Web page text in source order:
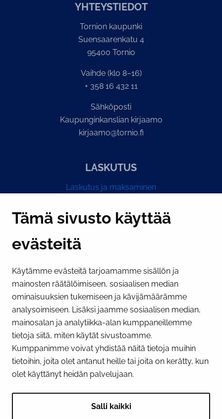
Tämä sivusto käyttää
evästeitä
Käytämme evästeitä tarjoamamme sisällön ja
mainosten räätälöimiseen, sosiaalisen median
ominaisuuksien tukemiseen ja kävijämäärämme
analysoimiseen. Lisäksi jaamme sosiaalisen median,
mainosalan ja analytiikka-alan kumppaneillemme
tietoja siitä, miten käytät sivustoamme.
Kumppanimme voivat yhdistää näitä tietoja muihin
tietoihin, joita olet antanut heille tai joita on kerätty, kun
olet käyttänyt heidän palvelujaan.
Salli kaikki
YH­TEYS­TIE­DOT
Tornion kaupunki
Suensaarenkatu 4
95400 Tornio
Vaihde (klo 8–16)
+ 358 16 432 11
Sähköposti
Kaupunginkanslian kirjaamo
kirjaamo@tornio.fi
LASKUTUS
Laskutus ja maksaminen
PI­KA­LINK­KE­JÄ
Näytä evästeasetukseni
SOSIAALINEN MEDIA
Facebook InstagramYouTube